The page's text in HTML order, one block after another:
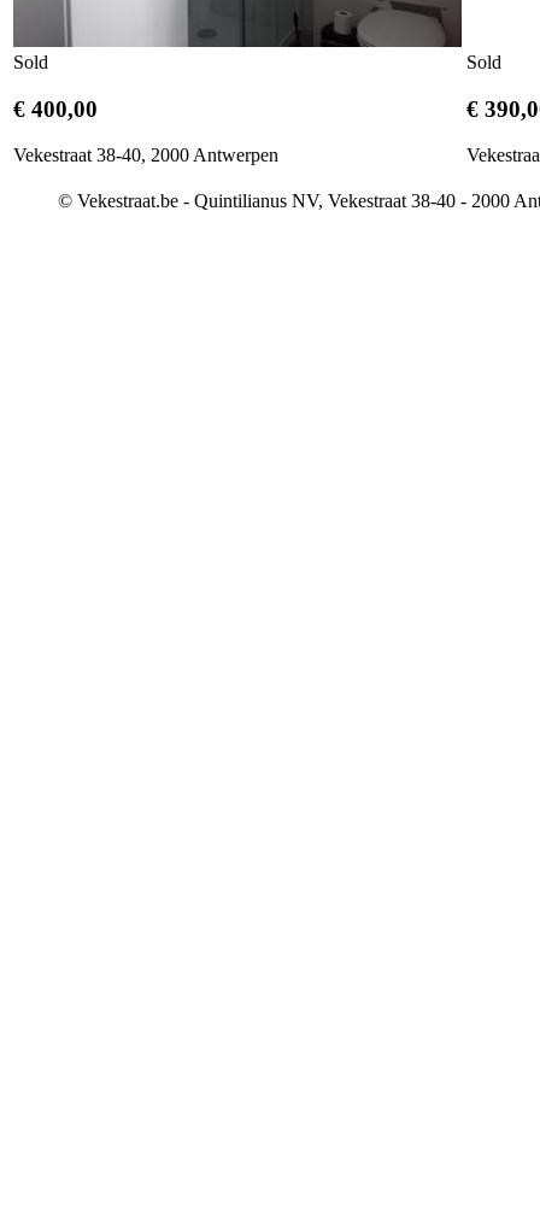
Sold
€ 400,00
Vekestraat 38-40, 2000 Antwerpen
Sold
€
© Vekestraat.be - Quintilianus NV, Vekestraat 38-40 - 2000